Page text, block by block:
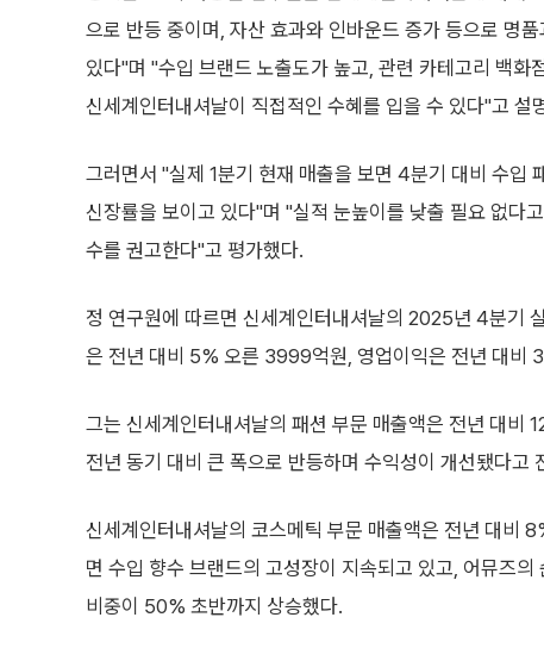
으로 반등 중이며, 자산 효과와 인바운드 증가 등으로 명
있다"며 "수입 브랜드 노출도가 높고, 관련 카테고리 백화
신세계인터내셔날이 직접적인 수혜를 입을 수 있다"고 설
그러면서 "실제 1분기 현재 매출을 보면 4분기 대비 수입
신장률을 보이고 있다"며 "실적 눈높이를 낮출 필요 없다
수를 권고한다"고 평가했다.
정 연구원에 따르면 신세계인터내셔날의 2025년 4분기
은 전년 대비 5% 오른 3999억원, 영업이익은 전년 대비
그는 신세계인터내셔날의 패션 부문 매출액은 전년 대
전년 동기 대비 큰 폭으로 반등하며 수익성이 개선됐다고
신세계인터내셔날의 코스메틱 부문 매출액은 전년 대비
면 수입 향수 브랜드의 고성장이 지속되고 있고, 어뮤즈
비중이 50% 초반까지 상승했다.